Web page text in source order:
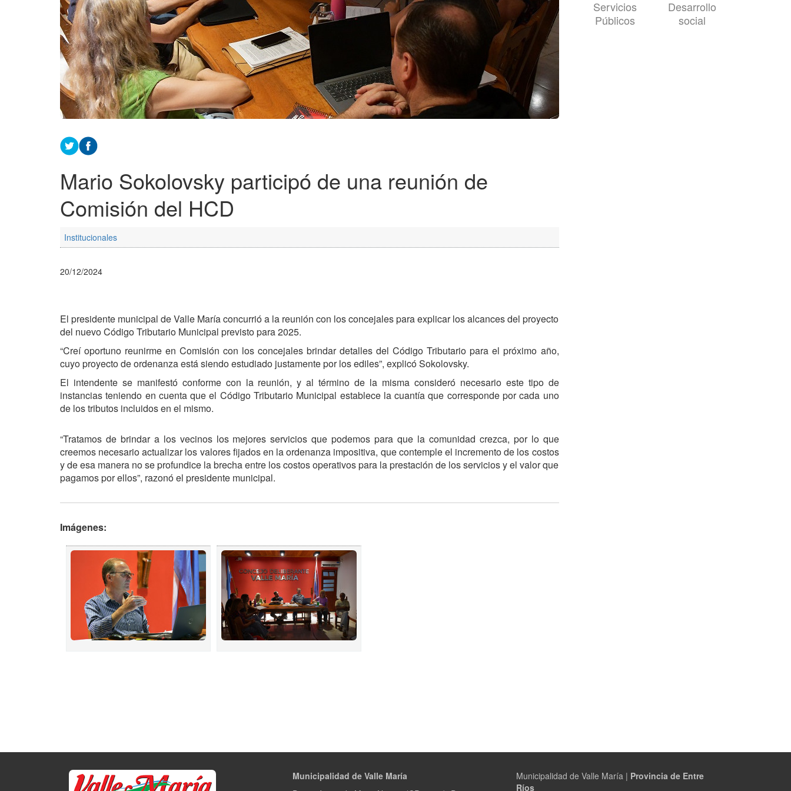
Mario Sokolovsky participó de una reunión de
Comisión del HCD
Institucionales
20/12/2024
El presidente municipal de Valle María concurrió a la reunión con los concejales para explicar los alcances del proyecto
del nuevo Código Tributario Municipal previsto para 2025.
“Creí oportuno reunirme en Comisión con los concejales brindar detalles del Código Tributario para el próximo año,
cuyo proyecto de ordenanza está siendo estudiado justamente por los ediles”, explicó Sokolovsky.
El intendente se manifestó conforme con la reunión, y al término de la misma consideró necesario este tipo de
instancias teniendo en cuenta que el Código Tributario Municipal establece la cuantía que corresponde por cada uno
de los tributos incluidos en el mismo.
“Tratamos de brindar a los vecinos los mejores servicios que podemos para que la comunidad crezca, por lo que
creemos necesario actualizar los valores fijados en la ordenanza impositiva, que contemple el incremento de los costos
y de esa manera no se profundice la brecha entre los costos operativos para la prestación de los servicios y el valor que
pagamos por ellos”, razonó el presidente municipal.
Imágenes:
Servicios
Públicos
Desarrollo
social
Municipalidad de Valle María
Municipalidad de Valle María | Provincia de Entre
Ríos